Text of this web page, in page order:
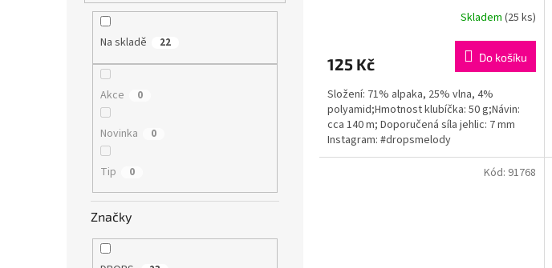
Na skladě 22
Akce 0
Novinka 0
Tip 0
Značky
Skladem (25 ks)
125 Kč Do košíku
Složení: 71% alpaka, 25% vlna, 4%
polyamid;Hmotnost klubíčka: 50 g;Návin:
cca 140 m; Doporučená síla jehlic: 7 mm
Instagram: #dropsmelody
Kód: 91768